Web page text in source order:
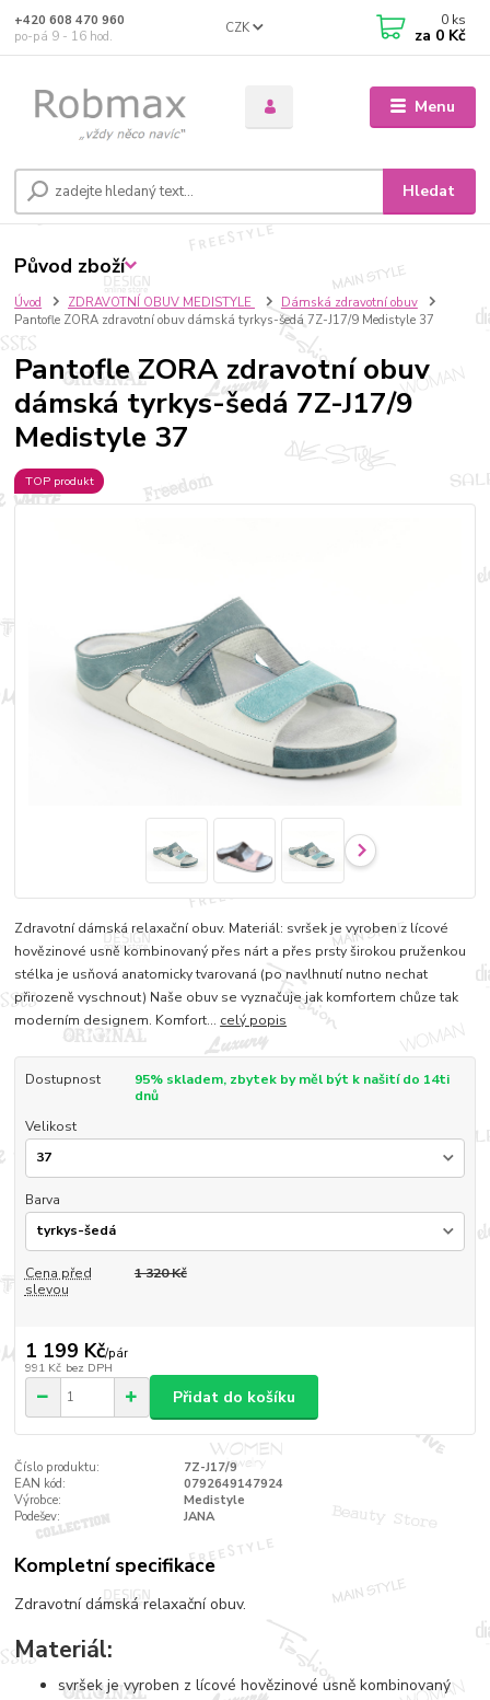
Menu
CZK
Hledat
+420 608 470 960
po-pá 9 - 16 hod.
0 ks
za 0 Kč
Úvod ZDRAVOTNÍ OBUV MEDISTYLE
Dámská zdravotní obuv
Pantofle ZORA zdravotní obuv dámská tyrkys-šedá 7Z-J17/9 Medistyle 37
Pantofle ZORA zdravotní obuv
dámská tyrkys-šedá 7Z-J17/9
Medistyle 37
TOP produkt
Zdravotní dámská relaxační obuv. Materiál: svršek je vyroben z lícové
hovězinové usně kombinovaný přes nárt a přes prsty širokou pruženkou
stélka je usňová anatomicky tvarovaná (po navlhnutí nutno nechat
přirozeně vyschnout) Naše obuv se vyznačuje jak komfortem chůze tak
moderním designem. Komfort... celý popis
Dostupnost
95% skladem, zbytek by měl být k našití do 14ti
dnů
Velikost
Barva
Cena před
slevou
1 320 Kč
1 199 Kč/pár
991 Kč bez DPH
Přidat do košíku
Číslo produktu:
7Z-J17/9
EAN kód:
0792649147924
Výrobce:
Medistyle
Podešev:
JANA
Kompletní specifikace
Zdravotní dámská relaxační obuv.
Materiál:
svršek je vyroben z lícové hovězinové usně kombinovaný
Původ zboží